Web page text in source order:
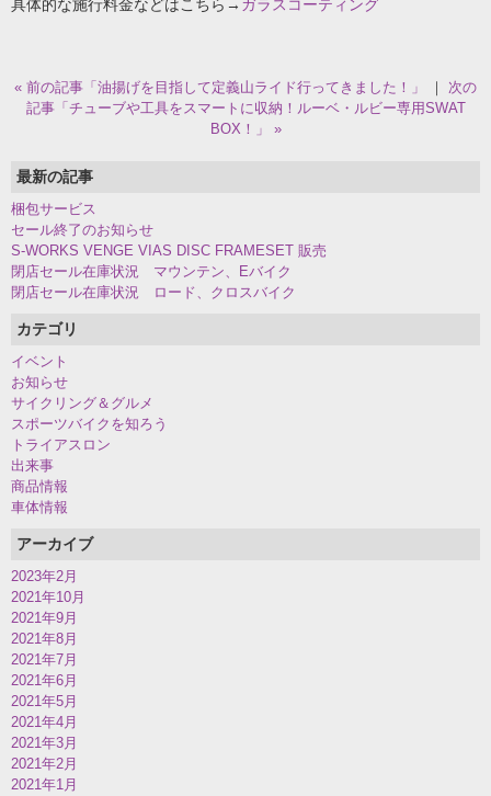
具体的な施行料金などはこちら→ ガラスコーティング
« 前の記事「油揚げを目指して定義山ライド行ってきました！」 ｜ 次の
記事「チューブや工具をスマートに収納！ルーベ・ルビー専用SWAT
BOX！」 »
最新の記事
梱包サービス
セール終了のお知らせ
S-WORKS VENGE VIAS DISC FRAMESET 販売
閉店セール在庫状況 マウンテン、Eバイク
閉店セール在庫状況 ロード、クロスバイク
カテゴリ
イベント
お知らせ
サイクリング＆グルメ
スポーツバイクを知ろう
トライアスロン
出来事
商品情報
車体情報
アーカイブ
2023年2月
2021年10月
2021年9月
2021年8月
2021年7月
2021年6月
2021年5月
2021年4月
2021年3月
2021年2月
2021年1月